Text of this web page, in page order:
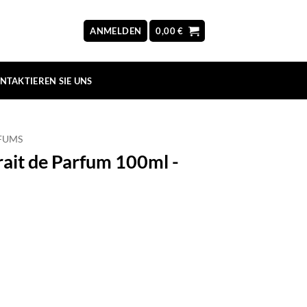
ANMELDEN 0,00€
SIE UNS
de Parfum 100ml -